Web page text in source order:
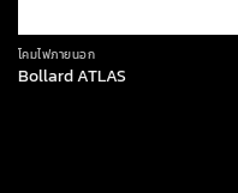
โคมไฟภายนอก
Bollard ATLAS